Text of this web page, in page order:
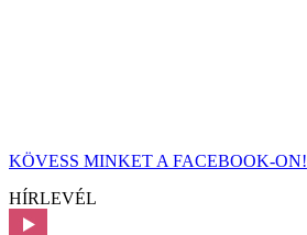
KÖVESS MINKET A FACEBOOK-ON!
HÍRLEVÉL